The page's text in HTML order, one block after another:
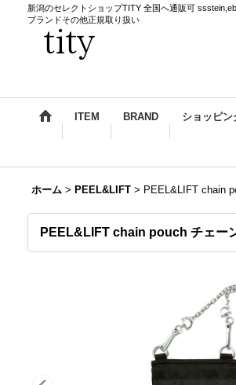
新潟のセレクトショップTITY 全国へ通販可
ブランドその他正規取り扱い
ITEM BRAND ショッピン
ホーム > PEEL&LIFT > PEEL&LIFT chain
PEEL&LIFT chain pouch チェー